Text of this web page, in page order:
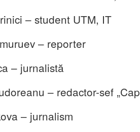
– student UTM, IT
– reporter
– jurnalistă
– redactor-sef
– jurnalism